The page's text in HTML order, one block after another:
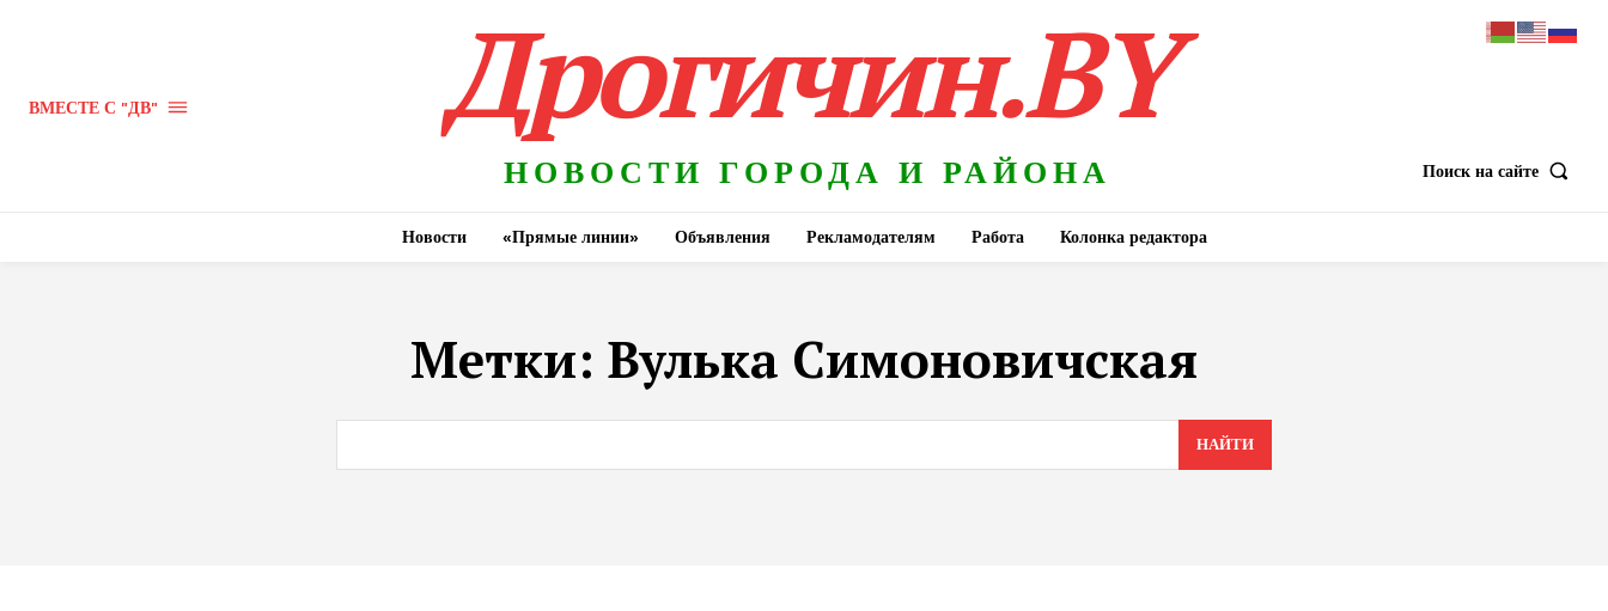
ВМЕСТЕ С "ДВ" Дрогичин.BY
НОВОСТИ ГОРОДА И РАЙОНА Поиск на сайте
Новости «Прямые линии» Объявления Рекламодателям Работа Колонка редактора
Метки: Вулька Симоновичская
НАЙТИ